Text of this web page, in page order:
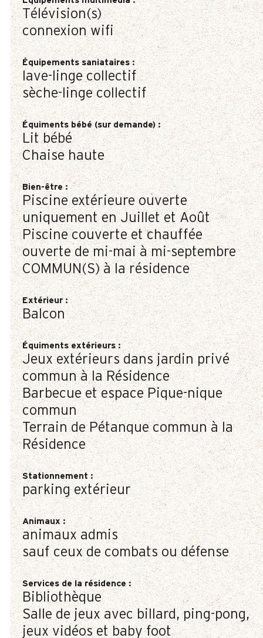
Télévision(s)
connexion wifi
Équipements saniataires:
lave-linge collectif
sèche-linge collectif
Équiments bébé (sur demande):
Lit bébé
Chaise haute
Bien-être:
Piscine extérieure ouverte
uniquement en Juillet et Août
Piscine couverte et chauffée
ouverte de mi-mai à mi-septembre
COMMUN(S) à la résidence
Extérieur:
Balcon
Équiments extérieurs:
Jeux extérieurs dans jardin privé
commun à la Résidence
Barbecue et espace Pique-nique
commun
Terrain de Pétanque commun à la
Résidence
Stationnement:
parking extérieur
Animaux:
animaux admis
sauf ceux de combats ou défense
Services de la résidence:
Bibliothèque
Salle de jeux avec billard, ping-pong,
jeux vidéos et baby foot